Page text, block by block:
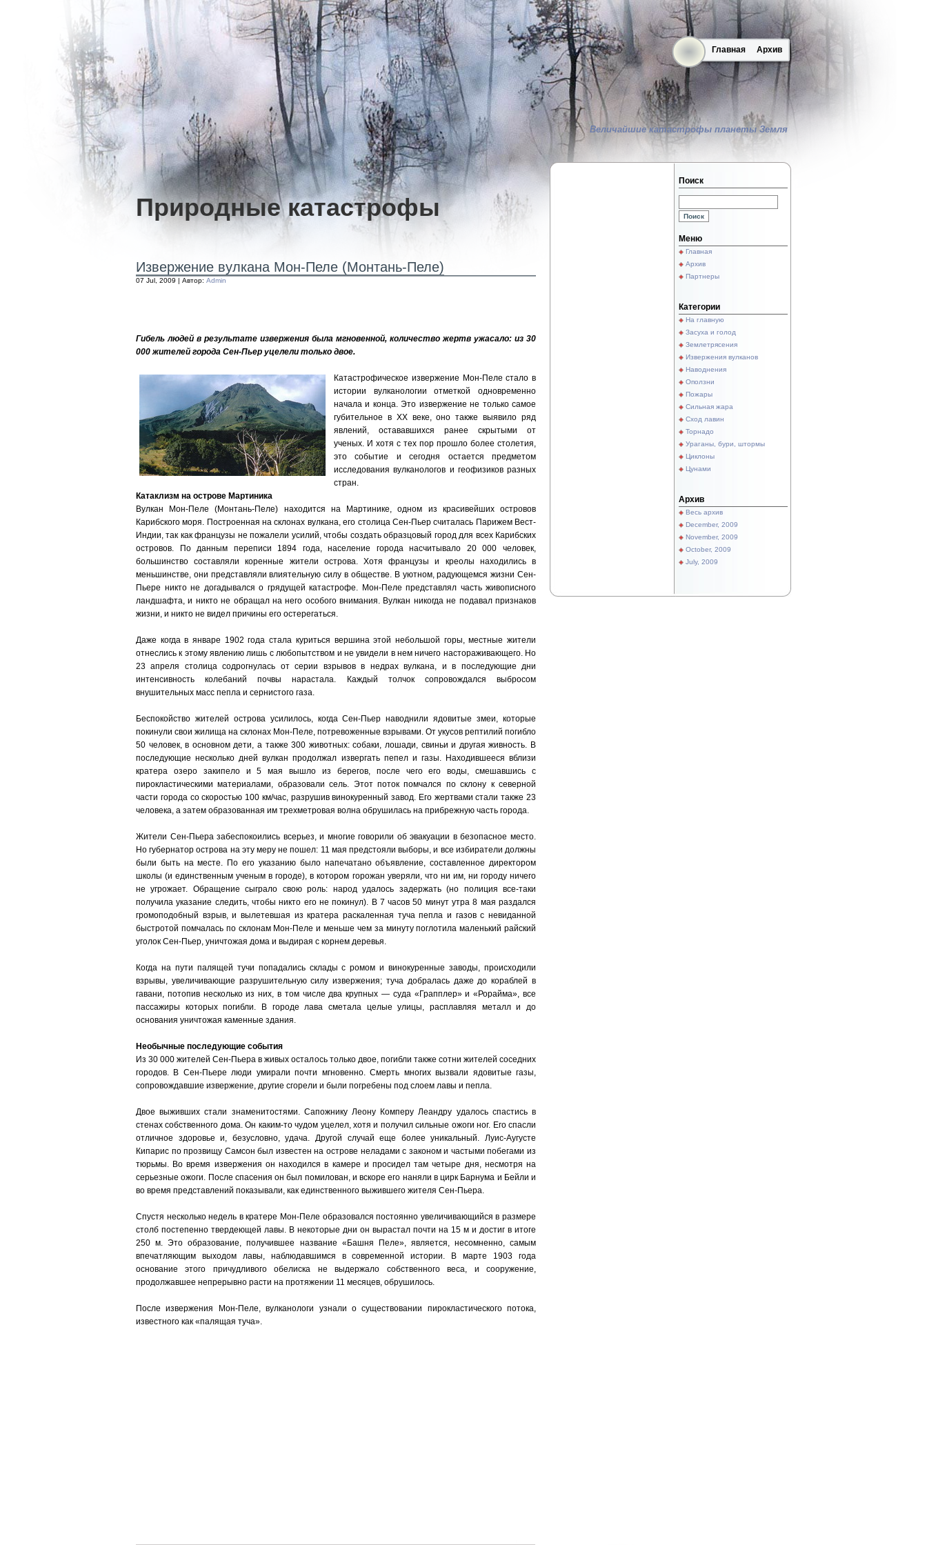
Природные катастрофы
Величайшие катастрофы планеты Земля
Главная Архив
Извержение вулкана Мон-Пеле (Монтань-Пеле)
07 Jul, 2009 | Автор: Admin
Гибель людей в результате извержения была мгновенной, количество жертв ужасало: из 30
000 жителей города Сен-Пьер уцелели только двое.
Катастрофическое извержение Мон-Пеле стало в
истории вулканологии отметкой одновременно
начала и конца. Это извержение не только самое
губительное в XX веке, оно также выявило ряд
явлений, остававшихся ранее скрытыми от
ученых. И хотя с тех пор прошло более столетия,
это событие и сегодня остается предметом
исследования вулканологов и геофизиков разных
стран.
Катаклизм на острове Мартиника
Вулкан Мон-Пеле (Монтань-Пеле) находится на Мартинике, одном из красивейших островов
Карибского моря. Построенная на склонах вулкана, его столица Сен-Пьер считалась Парижем Вест-
Индии, так как французы не пожалели усилий, чтобы создать образцовый город для всех Карибских
островов. По данным переписи 1894 года, население города насчитывало 20 000 человек,
большинство составляли коренные жители острова. Хотя французы и креолы находились в
меньшинстве, они представляли влиятельную силу в обществе. В уютном, радующемся жизни Сен-
Пьере никто не догадывался о грядущей катастрофе. Мон-Пеле представлял часть живописного
ландшафта, и никто не обращал на него особого внимания. Вулкан никогда не подавал признаков
жизни, и никто не видел причины его остерегаться.
Даже когда в январе 1902 года стала куриться вершина этой небольшой горы, местные жители
отнеслись к этому явлению лишь с любопытством и не увидели в нем ничего настораживающего. Но
23 апреля столица содрогнулась от серии взрывов в недрах вулкана, и в последующие дни
интенсивность колебаний почвы нарастала. Каждый толчок сопровождался выбросом
внушительных масс пепла и сернистого газа.
Беспокойство жителей острова усилилось, когда Сен-Пьер наводнили ядовитые змеи, которые
покинули свои жилища на склонах Мон-Пеле, потревоженные взрывами. От укусов рептилий погибло
50 человек, в основном дети, а также 300 животных: собаки, лошади, свиньи и другая живность. В
последующие несколько дней вулкан продолжал извергать пепел и газы. Находившееся вблизи
кратера озеро закипело и 5 мая вышло из берегов, после чего его воды, смешавшись с
пирокластическими материалами, образовали сель. Этот поток помчался по склону к северной
части города со скоростью 100 км/час, разрушив винокуренный завод. Его жертвами стали также 23
человека, а затем образованная им трехметровая волна обрушилась на прибрежную часть города.
Жители Сен-Пьера забеспокоились всерьез, и многие говорили об эвакуации в безопасное место.
Но губернатор острова на эту меру не пошел: 11 мая предстояли выборы, и все избиратели должны
были быть на месте. По его указанию было напечатано объявление, составленное директором
школы (и единственным ученым в городе), в котором горожан уверяли, что ни им, ни городу ничего
не угрожает. Обращение сыграло свою роль: народ удалось задержать (но полиция все-таки
получила указание следить, чтобы никто его не покинул). В 7 часов 50 минут утра 8 мая раздался
громоподобный взрыв, и вылетевшая из кратера раскаленная туча пепла и газов с невиданной
быстротой помчалась по склонам Мон-Пеле и меньше чем за минуту поглотила маленький райский
уголок Сен-Пьер, уничтожая дома и выдирая с корнем деревья.
Когда на пути палящей тучи попадались склады с ромом и винокуренные заводы, происходили
взрывы, увеличивающие разрушительную силу извержения; туча добралась даже до кораблей в
гавани, потопив несколько из них, в том числе два крупных — суда «Грапплер» и «Рорайма», все
пассажиры которых погибли. В городе лава сметала целые улицы, расплавляя металл и до
основания уничтожая каменные здания.
Необычные последующие события
Из 30 000 жителей Сен-Пьера в живых осталось только двое, погибли также сотни жителей соседних
городов. В Сен-Пьере люди умирали почти мгновенно. Смерть многих вызвали ядовитые газы,
сопровождавшие извержение, другие сгорели и были погребены под слоем лавы и пепла.
Двое выживших стали знаменитостями. Сапожнику Леону Комперу Леандру удалось спастись в
стенах собственного дома. Он каким-то чудом уцелел, хотя и получил сильные ожоги ног. Его спасли
отличное здоровье и, безусловно, удача. Другой случай еще более уникальный. Луис-Аугусте
Кипарис по прозвищу Самсон был известен на острове неладами с законом и частыми побегами из
тюрьмы. Во время извержения он находился в камере и просидел там четыре дня, несмотря на
серьезные ожоги. После спасения он был помилован, и вскоре его наняли в цирк Барнума и Бейли и
во время представлений показывали, как единственного выжившего жителя Сен-Пьера.
Спустя несколько недель в кратере Мон-Пеле образовался постоянно увеличивающийся в размере
столб постепенно твердеющей лавы. В некоторые дни он вырастал почти на 15 м и достиг в итоге
250 м. Это образование, получившее название «Башня Пеле», является, несомненно, самым
впечатляющим выходом лавы, наблюдавшимся в современной истории. В марте 1903 года
основание этого причудливого обелиска не выдержало собственного веса, и сооружение,
продолжавшее непрерывно расти на протяжении 11 месяцев, обрушилось.
После извержения Мон-Пеле, вулканологи узнали о существовании пирокластического потока,
известного как «палящая туча».
Поиск
Меню
Главная
Архив
Партнеры
Категории
На главную
Засуха и голод
Землетрясения
Извержения вулканов
Наводнения
Оползни
Пожары
Сильная жара
Сход лавин
Торнадо
Ураганы, бури, штормы
Циклоны
Цунами
Архив
Весь архив
December, 2009
November, 2009
October, 2009
July, 2009